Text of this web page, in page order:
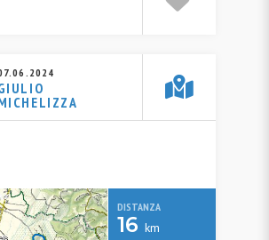
DISTANZA
16 km